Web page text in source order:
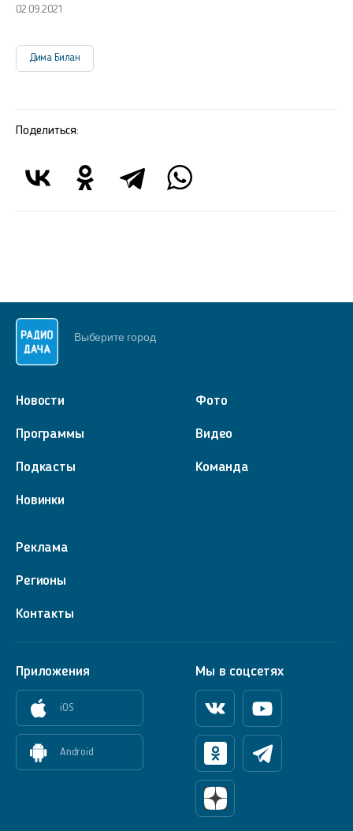
02.09.2021
Дима Билан
Поделиться:
Выберите город
Новости
Программы
Подкасты
Новинки
Фото
Видео
Команда
Реклама
Регионы
Контакты
Приложения
iOS
Android
Мы в соцсетях
ВконтактеYoutube
ОдноклассникиТелеграм
Яндекс Дзен